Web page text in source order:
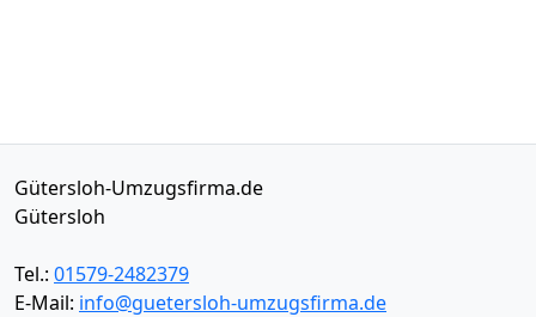
Gütersloh-Umzugsfirma.de
Gütersloh
Tel.: 01579-2482379
E-Mail: info@guetersloh-umzugsfirma.de